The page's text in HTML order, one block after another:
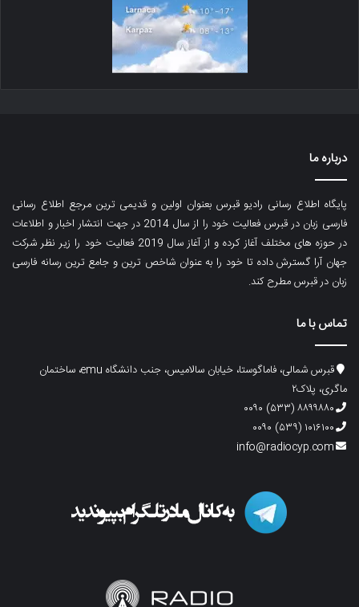
درباره ما
پایگاه اطلاع رسانی رادیو قبرس بعنوان اولین و قدیمی ترین مرجع اطلاع رسانی
فارسی زبان در قبرس فعالیت خود را از سال 2014 در جهت انتشار اخبار و اطلاعات
در حوزه های مختلف آغاز کرده و از آغاز سال 2019 فعالیت خود را زیر نظر شرکت
جهان آرا گسترش داده تا خود را به عنوان شاخص ترین و جامع ترین رسانه فارسی
زبان در قبرس مطرح کند.
تماس با ما
قبرس شمالی، فاماگوستا، خیابان سالامیس، جنب دانشگاه emu، ساختمان
ماگری، پلاک۲
۸۸۹۹۸۸۰ (۵۳۳) ۰۰۹۰
۱۰۱۶۱۰۰ (۵۳۹) ۰۰۹۰
info@radiocyp.com